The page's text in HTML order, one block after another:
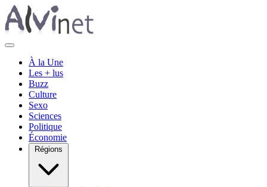
À la Une
Les + lus
Buzz
Culture
Sexo
Sciences
Politique
Économie
Régions